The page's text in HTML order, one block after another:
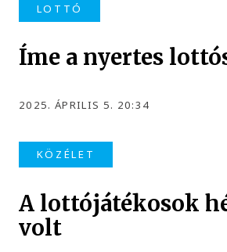
LOTTÓ
Íme a nyertes
2025. ÁPRILIS 5. 20:34
KÖZÉLET
A lottójátékosok
volt